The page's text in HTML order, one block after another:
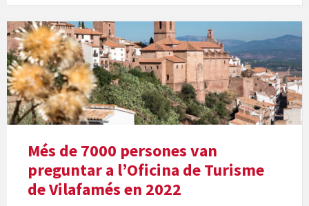
Més de 7000 persones van
preguntar a l’Oficina de Turisme
de Vilafamés en 2022